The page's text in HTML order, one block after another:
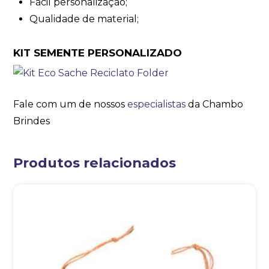
Qualidade de material;
KIT SEMENTE PERSONALIZADO
Fale com um de nossosespecialistas da Chambo
Brindes
Produtos relacionados